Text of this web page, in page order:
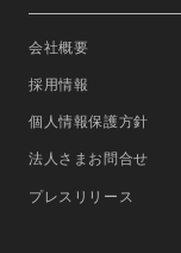
会社概要
採用情報
個人情報保護方針
法人さまお問合せ
プレスリリース